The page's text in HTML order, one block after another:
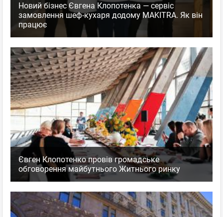
Новий бізнес Євгена Клопотенка — сервіс
замовлення шеф-кухаря додому MAKITRA. Як він
працює
Євген Клопотенко провів громадське
обговорення майбутнього Житнього ринку